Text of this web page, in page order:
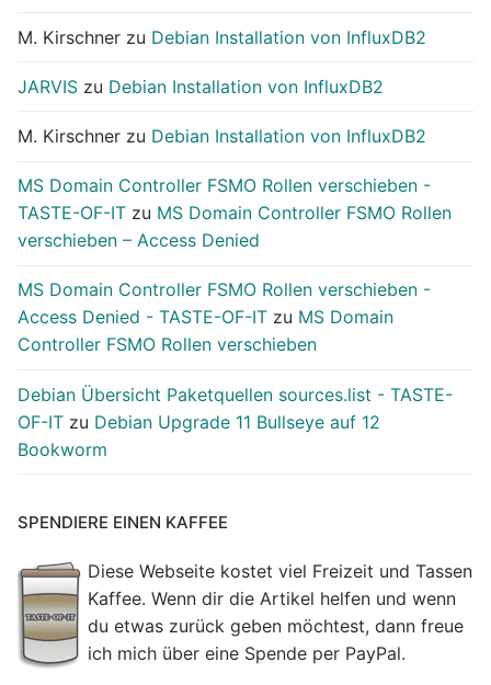
M. Kirschner zu Debian Installation von InfluxDB2
JARVIS zu Debian Installation von InfluxDB2
M. Kirschner zu Debian Installation von InfluxDB2
MS Domain Controller FSMO Rollen verschieben -
TASTE-OF-IT zu MS Domain Controller FSMO Rollen
verschieben – Access Denied
MS Domain Controller FSMO Rollen verschieben -
Access Denied - TASTE-OF-IT zu MS Domain
Controller FSMO Rollen verschieben
Debian Übersicht Paketquellen sources.list - TASTE-
OF-IT zu Debian Upgrade 11 Bullseye auf 12
Bookworm
SPENDIERE EINEN KAFFEE
Diese Webseite kostet viel Freizeit und Tassen
Kaffee. Wenn dir die Artikel helfen und wenn
du etwas zurück geben möchtest, dann freue
ich mich über eine Spende per PayPal.